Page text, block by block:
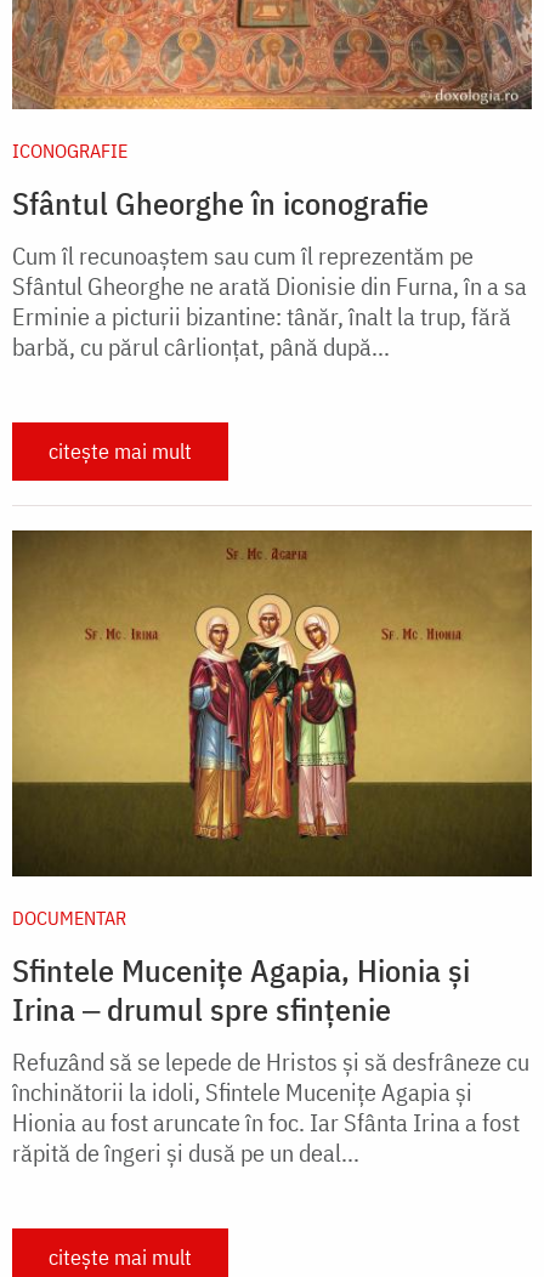
ICONOGRAFIE
Sfântul Gheorghe în iconografie
Cum îl recunoaștem sau cum îl reprezentăm pe
Sfântul Gheorghe ne arată Dionisie din Furna, în a sa
Erminie a picturii bizantine: tânăr, înalt la trup, fără
barbă, cu părul cârlionțat, până după...
citește mai mult
DOCUMENTAR
Sfintele Mucenițe Agapia, Hionia și
Irina ‒ drumul spre sfințenie
Refuzând să se lepede de Hristos și să desfrâneze cu
închinătorii la idoli, Sfintele Mucenițe Agapia și
Hionia au fost aruncate în foc. Iar Sfânta Irina a fost
răpită de îngeri și dusă pe un deal...
citește mai mult